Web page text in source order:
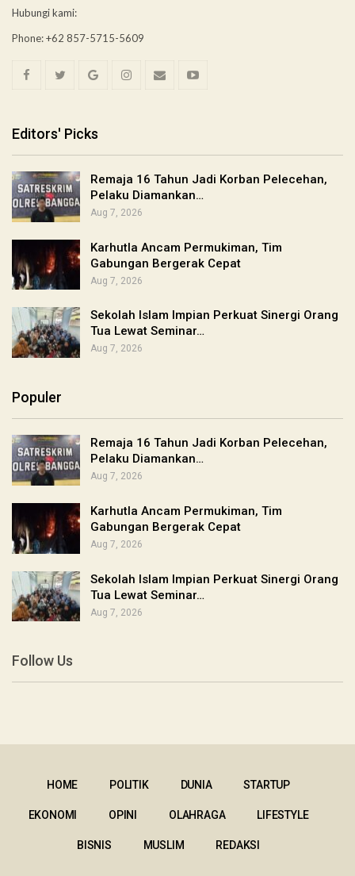
Hubungi kami:
Phone: +62 857-5715-5609
Editors' Picks
Remaja 16 Tahun Jadi Korban Pelecehan,
Pelaku Diamankan…
Aug 7, 2026
Karhutla Ancam Permukiman, Tim
Gabungan Bergerak Cepat
Aug 7, 2026
Sekolah Islam Impian Perkuat Sinergi Orang
Tua Lewat Seminar…
Aug 7, 2026
Populer
Remaja 16 Tahun Jadi Korban Pelecehan,
Pelaku Diamankan…
Aug 7, 2026
Karhutla Ancam Permukiman, Tim
Gabungan Bergerak Cepat
Aug 7, 2026
Sekolah Islam Impian Perkuat Sinergi Orang
Tua Lewat Seminar…
Aug 7, 2026
Follow Us
HOME POLITIK DUNIA STARTUP
EKONOMI OPINI OLAHRAGA LIFESTYLE
BISNIS MUSLIM REDAKSI